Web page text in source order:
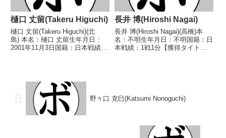
樋口 丈留(Takeru Higuchi)
樋口 丈留(Takeru Higuchi)(北
島) 本名：樋口 丈留生年月日：
2001年11月3日国籍：日本戦績：
2023/09/10 ●4R判定...
長井 博(Hiroshi Nagai)
長井 博(Hiroshi Nagai)(高橋)本
名：不明生年月日：不明国籍：日
本戦績：1戦1分【獲得タイト
野々口 克巳(Katsumi Nonoguchi)